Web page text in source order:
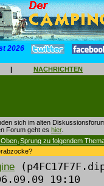
2026
| NACHRICHTEN
sich im alten
Forum geht es hier.
| Sprung zu folgendem
19:10